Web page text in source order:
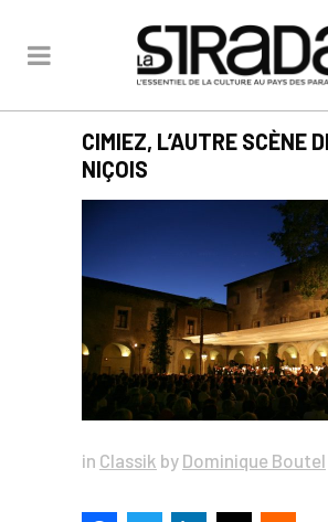
CIMIEZ, L’AUTRE SCÈNE
NIÇOIS
in Classik by Dominique Boutel